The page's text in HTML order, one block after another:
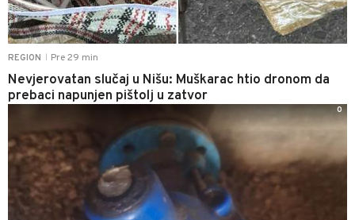
REGION Pre 29 min
Nevjerovatan slučaj u Nišu: Muškarac htio dronom da
prebaci napunjen pištolj u zatvor
0